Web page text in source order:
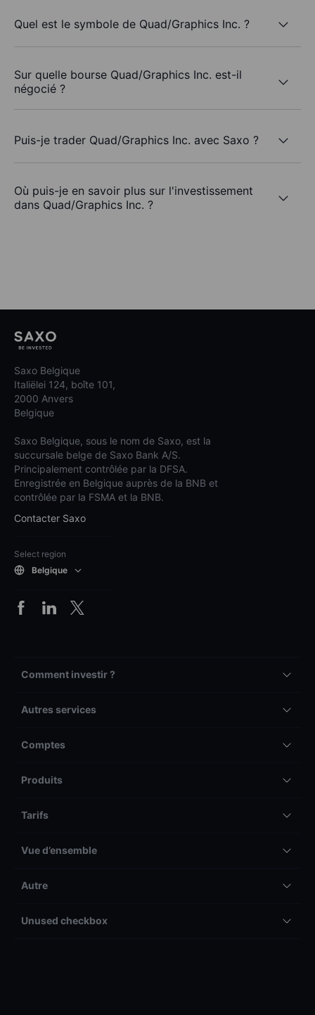
Quel est le symbole de Quad/Graphics Inc. ?
Sur quelle bourse Quad/Graphics Inc. est-il
négocié ?
Puis-je trader Quad/Graphics Inc. avec Saxo ?
Où puis-je en savoir plus sur l'investissement
dans Quad/Graphics Inc. ?
Saxo Belgique
Italiëlei 124, boîte 101,
2000 Anvers
Belgique
Saxo Belgique, sous le nom de Saxo, est la
succursale belge de Saxo Bank A/S.
Principalement contrôlée par la DFSA.
Enregistrée en Belgique auprès de la BNB et
contrôlée par la FSMA et la BNB.
Contacter Saxo
Select region
Belgique
Comment investir ?
Autres services
Comptes
Produits
Tarifs
Vue d’ensemble
Autre
Unused checkbox